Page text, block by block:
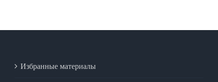
Избранные материалы